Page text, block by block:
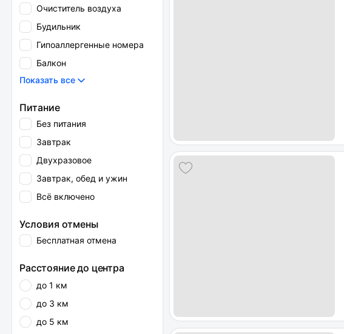
Очиститель воздуха
Будильник
Гипоаллергенные номера
Балкон
Показать все
Питание
Без питания
Завтрак
Двухразовое
Завтрак, обед и ужин
Всё включено
Условия отмены
Бесплатная отмена
Расстояние до центра
до 1 км
до 3 км
до 5 км